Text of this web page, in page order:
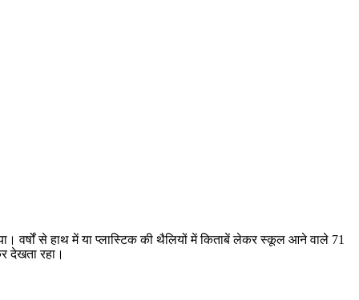
वर्षों से हाथ में या प्लास्टिक की थैलियों में किताबें लेकर स्कूल आने वाले 71
देखता रहा।